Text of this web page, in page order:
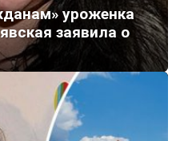
уроженка
заявила о